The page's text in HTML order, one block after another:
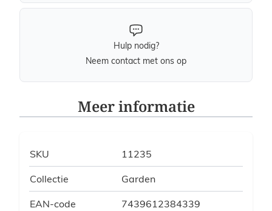
Hulp nodig?
Neem contact met ons op
Meer informatie
SKU 11235
Collectie Garden
EAN-code 7439612384339